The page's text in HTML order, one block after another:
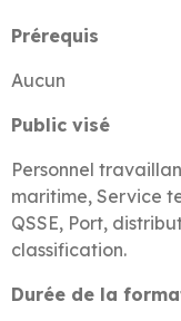
Prérequis
Aucun
Public visé
Personnel
maritime, Service
QSSE, Port,
classification.
Durée de la